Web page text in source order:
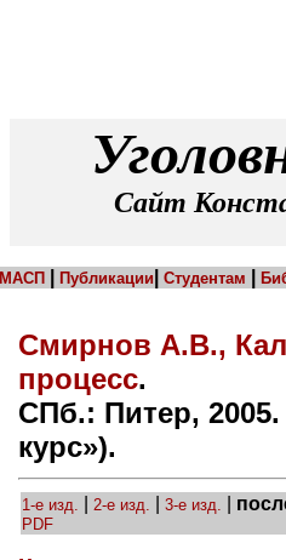
Сайт
МАСП Публикации Студентам
Смирнов А.В.,
процесс.
СПб.: Питер,
курс»).
1-е изд. 2-е изд. 3-е изд.
PDF